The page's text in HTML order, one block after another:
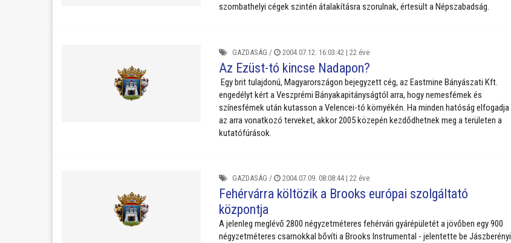
szombathelyi cégek szintén átalakításra szorulnak, értesült a Népszabadság.
GAZDASÁG / 2004.07.12. 16:03:42 | 22 éve
Az Ezüst-tó kincse Nadapon?
Egy brit tulajdonú, Magyarországon bejegyzett cég, az Eastmine Bányászati Kft.
engedélyt kért a Veszprémi Bányakapitányságtól arra, hogy nemesfémek és
színesfémek után kutasson a Velencei-tó környékén. Ha minden hatóság elfogadja
az arra vonatkozó terveket, akkor 2005 közepén kezdődhetnek meg a területen a
kutatófúrások.
GAZDASÁG / 2004.07.09. 08:08:44 | 22 éve
Fehérvárra költözik a Brooks európai szolgáltató
központja
A jelenleg meglévő 2800 négyzetméteres fehérvári gyárépületét a jövőben egy 900
négyzetméteres csarnokkal bővíti a Brooks Instrumental - jelentette be Jászberényi